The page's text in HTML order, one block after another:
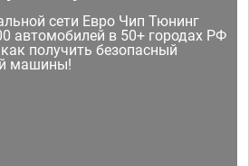
сети Евро Чип Тюнинг
автомобилей в 50+ городах РФ
получить безопасный
машины!